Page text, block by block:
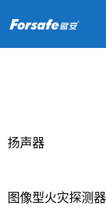
扬声器
图像型火灾探测